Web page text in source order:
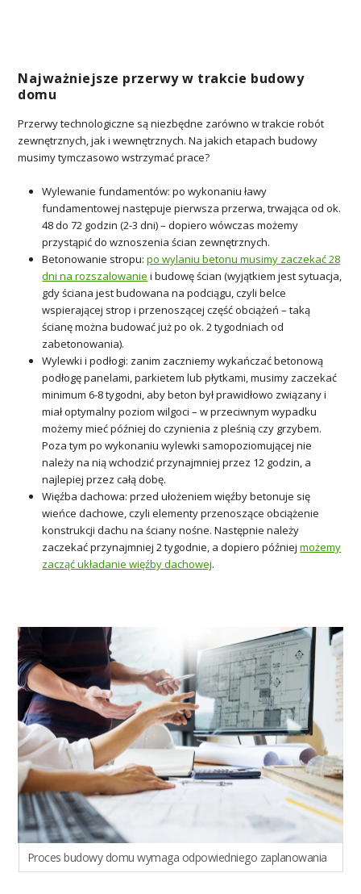
Najważniejsze przerwy w trakcie budowy
domu
Przerwy technologiczne są niezbędne zarówno w trakcie robót
zewnętrznych, jak i wewnętrznych. Na jakich etapach budowy
musimy tymczasowo wstrzymać prace?
Wylewanie fundamentów: po wykonaniu ławy
fundamentowej następuje pierwsza przerwa, trwająca od ok.
48 do 72 godzin (2-3 dni) – dopiero wówczas możemy
przystąpić do wznoszenia ścian zewnętrznych.
Betonowanie stropu:po wylaniu betonu musimy zaczekać 28
dni na rozszalowanie i budowę ścian (wyjątkiem jest sytuacja,
gdy ściana jest budowana na podciągu, czyli belce
wspierającej strop i przenoszącej część obciążeń – taką
ścianę można budować już po ok. 2 tygodniach od
zabetonowania).
Wylewki i podłogi: zanim zaczniemy wykańczać betonową
podłogę panelami, parkietem lub płytkami, musimy zaczekać
minimum 6-8 tygodni, aby beton był prawidłowo związany i
miał optymalny poziom wilgoci – w przeciwnym wypadku
możemy mieć później do czynienia z pleśnią czy grzybem.
Poza tym po wykonaniu wylewki samopoziomującej nie
należy na nią wchodzić przynajmniej przez 12 godzin, a
najlepiej przez całą dobę.
Więźba dachowa: przed ułożeniem więźby betonuje się
wieńce dachowe, czyli elementy przenoszące obciążenie
konstrukcji dachu na ściany nośne. Następnie należy
zaczekać przynajmniej 2 tygodnie, a dopiero późniejmożemy
zacząć układanie więźby dachowej.
Proces budowy domu wymaga odpowiedniego zaplanowania